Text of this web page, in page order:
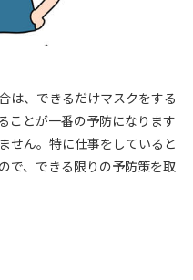
は、できるだけマスクをする
ことが一番の予防になります
せん。特に仕事をしていると
で、できる限りの予防策を取